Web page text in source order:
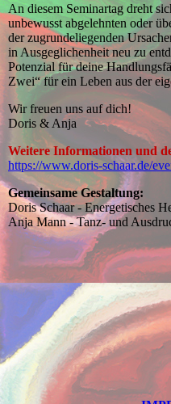
An diesem Seminartag dreht
unbewusst abgelehnten oder
der zugrundeliegenden
in Ausgeglichenheit neu zu
Potenzial für deine
Zwei“ für ein Leben aus der
Wir freuen uns auf dich!
Doris & Anja
Weitere Informationen und
https://www.doris-schaar.de/
Gemeinsame Gestaltung:
Doris Schaar - Energetisches
Anja Mann - Tanz- und